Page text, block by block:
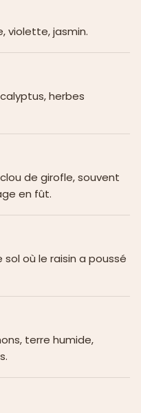
violette, jasmin.
herbes
de girofle, souvent
en fût.
où le raisin a poussé
terre humide,